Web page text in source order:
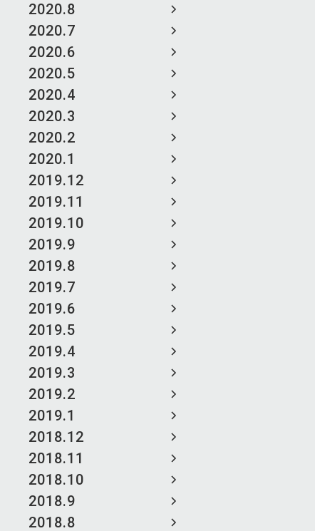
2020.8
2020.7
2020.6
2020.5
2020.4
2020.3
2020.2
2020.1
2019.12
2019.11
2019.10
2019.9
2019.8
2019.7
2019.6
2019.5
2019.4
2019.3
2019.2
2019.1
2018.12
2018.11
2018.10
2018.9
2018.8